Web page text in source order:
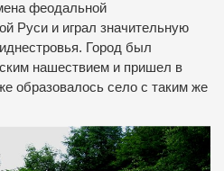
феодальной
Руси и играл значительную
Город был
нашествием и пришел в
образовалось село с таким же